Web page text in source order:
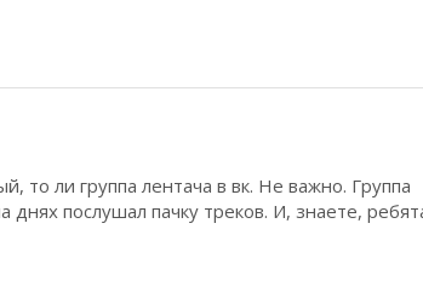
то ли группа лентача в вк. Не важно. Группа
послушал пачку треков. И, знаете,